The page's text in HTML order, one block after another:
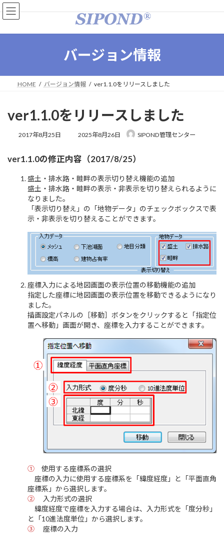
コ
ン
ン
キ
ナ
ビ
ー
に
バージョン情報
HOME バージョン情報 ver1.1.0をリリースしました
ver1.1.0をリリースしました
2017年8月25日
最
新
時
:
2025年8月26日 SIPOND管理センター
ver1.1.0の修正内容（2017/8/25）
盛土・排水路・畦畔の表示切り替え機能の追加
盛土・排水路・畦畔の表示・非表示を切り替えられるように
なりました。
「表示切り替え」の「地物データ」のチェックボックスで表
示・非表示を切り替えることができます。
座標入力による地図画面の表示位置の移動機能の追加
指定した座標に地図画面の表示位置を移動できるようになり
ました。
描画設定パネルの［移動］ボタンをクリックすると「指定位
置へ移動」画面が開き、座標を入力することができます。
① 使用する座標系の選択
座標の入力に使用する座標系を「緯度経度」と「平面直角
座標系」から選択します。
② 入力形式の選択
緯度経度で座標を入力する場合は、入力形式を「度分秒」
と「10進法度単位」から選択します。
③ 座標の入力